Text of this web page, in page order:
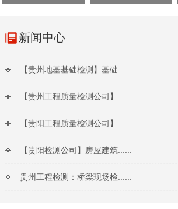
新闻中心
【贵州地基基础检测】基础......
【贵州工程质量检测公司】......
【贵阳工程质量检测公司】......
【贵阳检测公司】房屋建筑......
贵州工程检测：桥梁现场检......